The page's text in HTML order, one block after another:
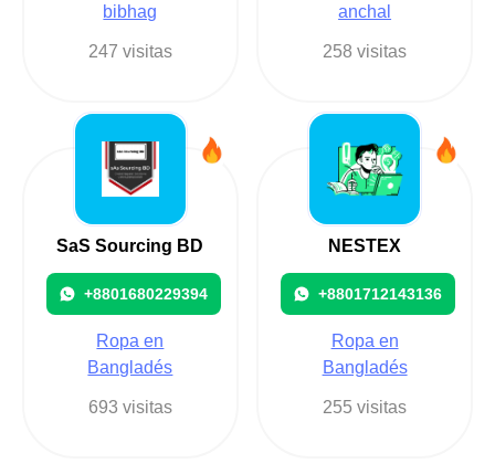
bibhag
247 visitas
anchal
258 visitas
SaS Sourcing BD
+8801680229394
Ropa en
Bangladés
693 visitas
NESTEX
+8801712143136
Ropa en
Bangladés
255 visitas